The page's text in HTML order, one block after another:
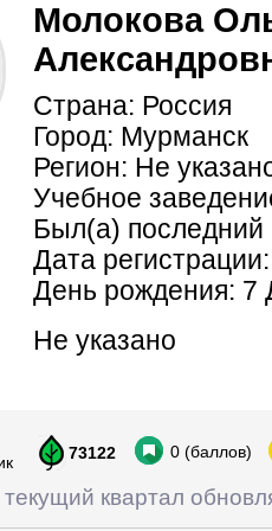
Молокова
Страна: Россия
Город: Мурманск
Регион: Не
Учебное
Был(а) последний
Дата
День рождения: 7
Не указано
73122 0 (баллов)
текущий квартал